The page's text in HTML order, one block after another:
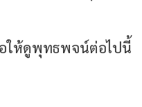
พุทธพจน์ต่อไปนี้